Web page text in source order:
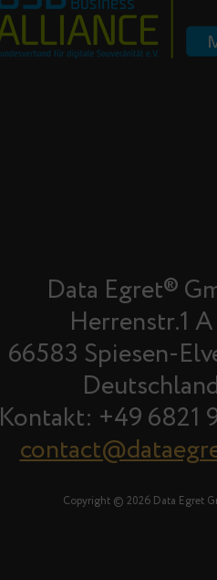
Data Egret®
Herrenstr.1
66583 Spiesen-
Kontakt: +49 6821
Copyright © 2026 Data Egret